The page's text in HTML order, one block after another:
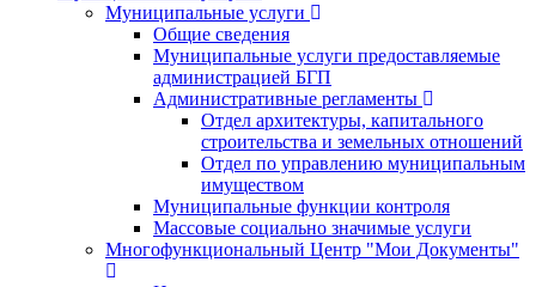
Муниципальные услуги
Общие сведения
Муниципальные услуги предоставляемые
администрацией БГП
Административные регламенты
Отдел архитектуры, капитального
строительства и земельных отношений
Отдел по управлению муниципальным
имуществом
Муниципальные функции контроля
Массовые социально значимые услуги
Многофункциональный Центр "Мои Документы"